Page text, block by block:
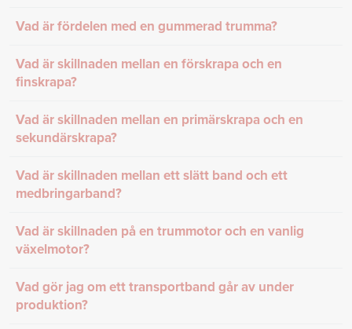
Vad är fördelen med en gummerad trumma?
Vad är skillnaden mellan en förskrapa och en
finskrapa?
Vad är skillnaden mellan en primärskrapa och en
sekundärskrapa?
Vad är skillnaden mellan ett slätt band och ett
medbringarband?
Vad är skillnaden på en trummotor och en vanlig
växelmotor?
Vad gör jag om ett transportband går av under
produktion?